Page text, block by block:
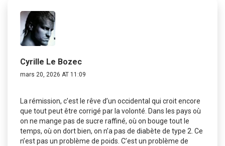
Cyrille Le Bozec
mars 20, 2026 AT 11:09
La rémission, c’est le rêve d’un occidental qui croit encore
que tout peut être corrigé par la volonté. Dans les pays où
on ne mange pas de sucre raffiné, où on bouge tout le
temps, où on dort bien, on n’a pas de diabète de type 2. Ce
n’est pas un problème de poids. C’est un problème de